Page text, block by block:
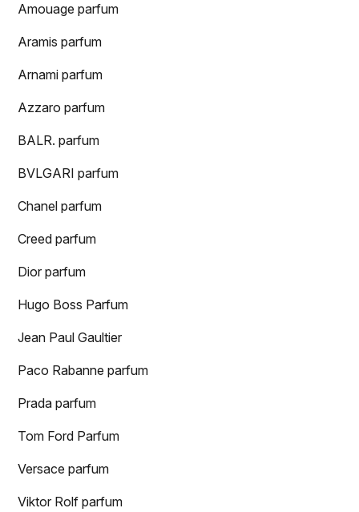
Amouage parfum
Aramis parfum
Arnami parfum
Azzaro parfum
BALR. parfum
BVLGARI parfum
Chanel parfum
Creed parfum
Dior parfum
Hugo Boss Parfum
Jean Paul Gaultier
Paco Rabanne parfum
Prada parfum
Tom Ford Parfum
Versace parfum
Viktor Rolf parfum